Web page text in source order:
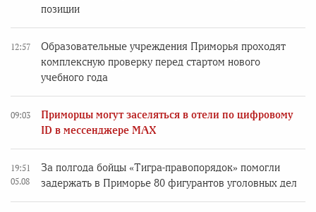
позиции
12:57
Образовательные учреждения Приморья проходят
комплексную проверку перед стартом нового
учебного года
09:03
Приморцы могут заселяться в отели по цифровому
ID в мессенджере MAX
19:51
05.08
За полгода бойцы «Тигра-правопорядок» помогли
задержать в Приморье 80 фигурантов уголовных дел